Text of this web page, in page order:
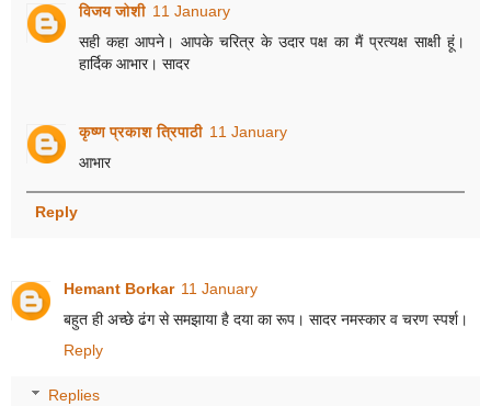
विजय जोशी 11 January
सही कहा आपने। आपके चरित्र के उदार पक्ष का मैं प्रत्यक्ष साक्षी हूं।
हार्दिक आभार। सादर
कृष्ण प्रकाश त्रिपाठी 11 January
आभार
Reply
Hemant Borkar 11 January
बहुत ही अच्छे ढंग से समझाया है दया का रूप। सादर नमस्कार व चरण स्पर्श।
Reply
Replies